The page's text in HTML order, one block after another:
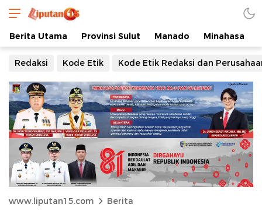
Berita Utama Provinsi Sulut Manado Minahasa
Redaksi Kode Etik Kode Etik Redaksi dan
www.liputan15.com Berita